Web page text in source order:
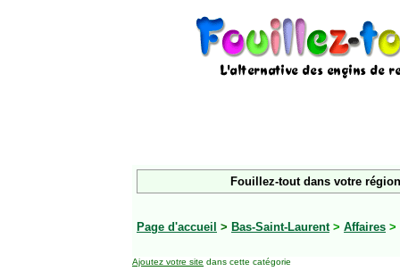
Fouillez-tout dans votre
Page d'accueil > Bas-Saint-Laurent > Affaires >
Ajoutez votre site dans cette catégorie